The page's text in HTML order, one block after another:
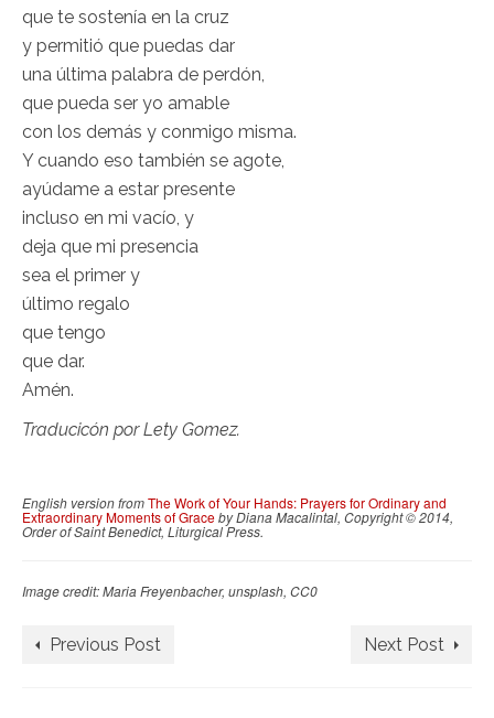
que te sostenía en la cruz
y permitió que puedas dar
una última palabra de perdón,
que pueda ser yo amable
con los demás y conmigo misma.
Y cuando eso también se agote,
ayúdame a estar presente
incluso en mi vacío, y
deja que mi presencia
sea el primer y
último regalo
que tengo
que dar.
Amén.
Traducicón por Lety Gomez.
English version fromThe Work of Your Hands: Prayers for Ordinary and
Extraordinary Moments of Graceby Diana Macalintal, Copyright © 2014,
Order of Saint Benedict, Liturgical Press.
Image credit: Maria Freyenbacher, unsplash, CC0
Previous Post Next Post